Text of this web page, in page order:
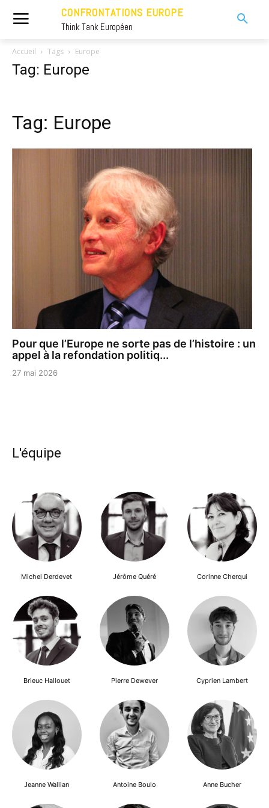
CONFRONTATIONS EUROPE
Think Tank Européen
Accueil Tags Europe
Tag: Europe
Tag: Europe
Pour que l’Europe ne sorte pas de l’histoire : un
appel à la refondation politiq...
27 mai 2026
L'équipe
Michel Derdevet Jérôme Quéré Corinne Cherqui
Brieuc Hallouet Pierre Dewever Cyprien Lambert
Jeanne Wallian Antoine Boulo Anne Bucher